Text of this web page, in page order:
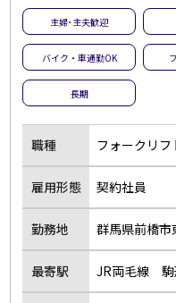
主婦･主夫歓迎
バイク・車通勤OK
長期
職種 フォークリ
雇用形態 契約社員
勤務地 群馬県前橋市
最寄駅 JR両毛線 駒